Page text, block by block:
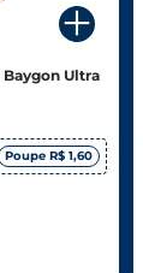
Ultra
Poupe R$ 1,60